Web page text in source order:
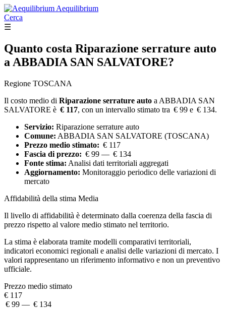
Aequilibrium
Cerca
☰
Quanto costa Riparazione serrature auto
a ABBADIA SAN SALVATORE?
Regione TOSCANA
Il costo medio di Riparazione serrature auto a ABBADIA SAN
SALVATORE è € 117, con un intervallo stimato tra € 99 e € 134.
Servizio: Riparazione serrature auto
Comune: ABBADIA SAN SALVATORE (TOSCANA)
Prezzo medio stimato: € 117
Fascia di prezzo: € 99 — € 134
Fonte stima: Analisi dati territoriali aggregati
Aggiornamento: Monitoraggio periodico delle variazioni di
mercato
Affidabilità della stima Media
Il livello di affidabilità è determinato dalla coerenza della fascia di
prezzo rispetto al valore medio stimato nel territorio.
La stima è elaborata tramite modelli comparativi territoriali,
indicatori economici regionali e analisi delle variazioni di mercato. I
valori rappresentano un riferimento informativo e non un preventivo
ufficiale.
Prezzo medio stimato
€ 117
€ 99 — € 134